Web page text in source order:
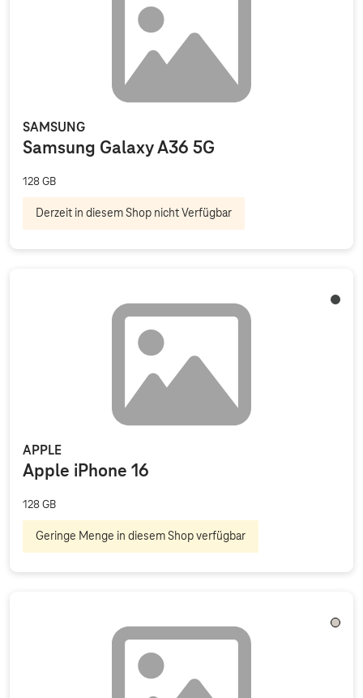
SAMSUNG
Samsung Galaxy A36 5G
128 GB
Derzeit in diesem Shop nicht Verfügbar
APPLE
Apple iPhone 16
128 GB
Geringe Menge in diesem Shop verfügbar
Titan